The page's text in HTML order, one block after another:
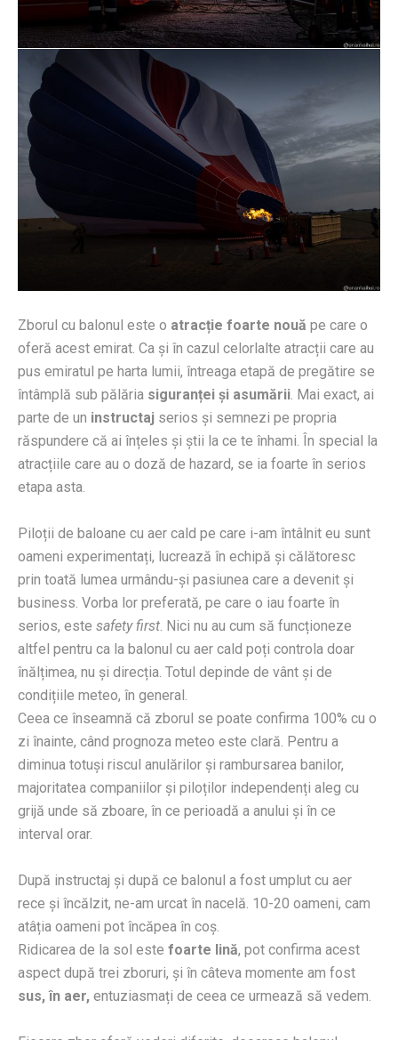
Zborul cu balonul este o atracție foarte nouă pe care o
oferă acest emirat. Ca și în cazul celorlalte atracții care au
pus emiratul pe harta lumii, întreaga etapă de pregătire se
întâmplă sub pălăria siguranței și asumării. Mai exact, ai
parte de un instructaj serios și semnezi pe propria
răspundere că ai înțeles și știi la ce te înhami. În special la
atracțiile care au o doză de hazard, se ia foarte în serios
etapa asta.
Piloții de baloane cu aer cald pe care i-am întâlnit eu sunt
oameni experimentați, lucrează în echipă și călătoresc
prin toată lumea urmându-și pasiunea care a devenit și
business. Vorba lor preferată, pe care o iau foarte în
serios, este safety first. Nici nu au cum să funcționeze
altfel pentru ca la balonul cu aer cald poți controla doar
înălțimea, nu și direcția. Totul depinde de vânt și de
condițiile meteo, în general.
Ceea ce înseamnă că zborul se poate confirma 100% cu o
zi înainte, când prognoza meteo este clară. Pentru a
diminua totuși riscul anulărilor și rambursarea banilor,
majoritatea companiilor și piloților independenți aleg cu
grijă unde să zboare, în ce perioadă a anului și în ce
interval orar.
După instructaj și după ce balonul a fost umplut cu aer
rece și încălzit, ne-am urcat în nacelă. 10-20 oameni, cam
atâția oameni pot încăpea în coș.
Ridicarea de la sol este foarte lină, pot confirma acest
aspect după trei zboruri, și în câteva momente am fost
sus, în aer, entuziasmați de ceea ce urmează să vedem.